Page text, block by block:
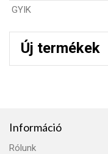
GYIK
Új termékek
Információ
Rólunk